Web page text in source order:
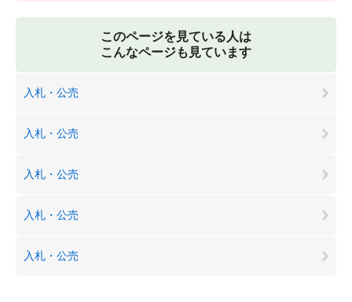
このページを見ている人は
こんなページも見ています
入札・公売
入札・公売
入札・公売
入札・公売
入札・公売